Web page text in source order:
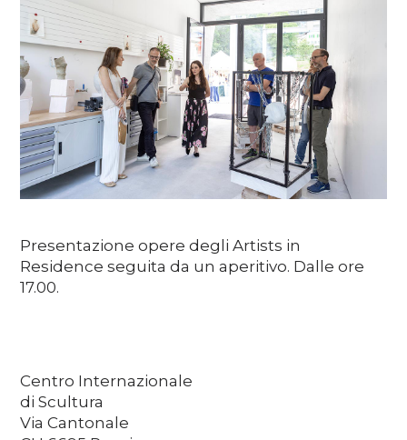
Media
DE EN
Presentazione opere degli Artists in
Residence seguita da un aperitivo. Dalle ore
17.00.
Centro Internazionale
di Scultura
Via Cantonale